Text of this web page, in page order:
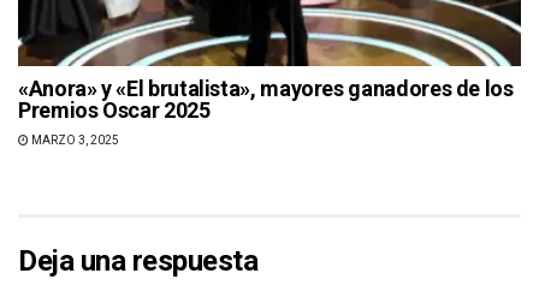
«Anora» y «El brutalista», mayores ganadores de los
Premios Oscar 2025
MARZO 3, 2025
Deja una respuesta